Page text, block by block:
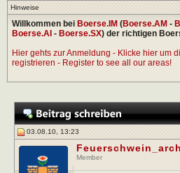
Hinweise
Willkommen bei Boerse.IM (Boerse.AM -
Boerse.AI - Boerse.SX) der richtigen
Hier gehts zur Anmeldung - Klicke hier um
registrieren - Register to see all our areas!
03.08.10, 13:23
Member